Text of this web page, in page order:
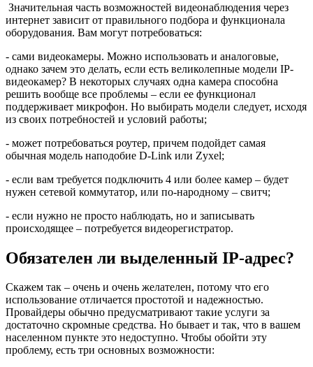
Значительная часть возможностей видеонаблюдения через
интернет зависит от правильного подбора и функционала
оборудования. Вам могут потребоваться:
- сами видеокамеры. Можно использовать и аналоговые,
однако зачем это делать, если есть великолепные модели IP-
видеокамер? В некоторых случаях одна камера способна
решить вообще все проблемы – если ее функционал
поддерживает микрофон. Но выбирать модели следует, исходя
из своих потребностей и условий работы;
- может потребоваться роутер, причем подойдет самая
обычная модель наподобие D-Link или Zyxel;
- если вам требуется подключить 4 или более камер – будет
нужен сетевой коммутатор, или по-народному – свитч;
- если нужно не просто наблюдать, но и записывать
происходящее – потребуется видеорегистратор.
Обязателен ли выделенный IP-адрес?
Скажем так – очень и очень желателен, потому что его
использование отличается простотой и надежностью.
Провайдеры обычно предусматривают такие услуги за
достаточно скромные средства. Но бывает и так, что в вашем
населенном пункте это недоступно. Чтобы обойти эту
проблему, есть три основных возможности: